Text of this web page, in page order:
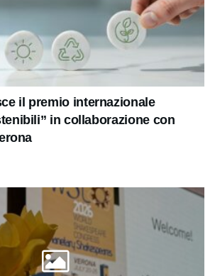
il premio internazionale
in collaborazione con